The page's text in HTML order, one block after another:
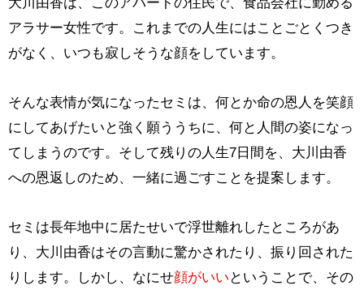
大川由香は、このアパートの住民で、食品会社に勤める
アラサー女性です。これまでの人生にはことごとくつき
がなく、いつも寂しそうな顔をしています。
そんな表情が気になったセミは、何とか命の恩人を笑顔
にしてあげたいと強く願ううちに、何と人間の姿になっ
てしまうのです。そして残りの人生7日間を、大川由香
への恩返しのため、一緒に過ごすことを提案します。
セミは長年地中に居たせいで浮世離れしたところがあ
り、大川由香はその言動に驚かされたり、振り回された
りします。しかし、なにせ顔がいい ということで、その